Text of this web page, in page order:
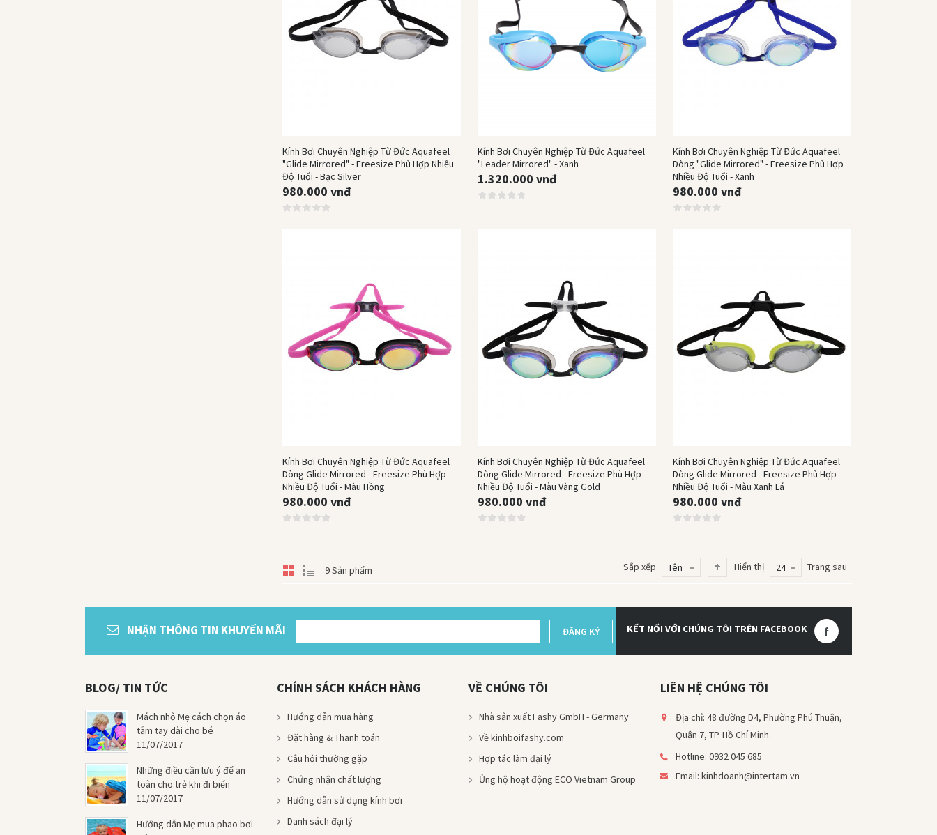
Hết hàng
Kính Bơi Chuyên Nghiệp Từ Đức Aquafeel
"Glide Mirrored" - Freesize Phù Hợp Nhiều
Độ Tuổi - Bạc Silver
980.000 vnđ
Mua Ngay
Kính Bơi Chuyên Nghiệp Từ Đức Aquafeel
"Leader Mirrored" - Xanh
1.320.000 vnđ
Hết hàng
Kính Bơi Chuyên Nghiệp Từ Đức Aquafeel
Dòng "Glide Mirrored" - Freesize Phù Hợp
Nhiều Độ Tuổi - Xanh
980.000 vnđ
Mua Ngay
Kính Bơi Chuyên Nghiệp Từ Đức Aquafeel
Dòng Glide Mirrored - Freesize Phù Hợp
Nhiều Độ Tuổi - Màu Hồng
980.000 vnđ
Mua Ngay
Kính Bơi Chuyên Nghiệp Từ Đức Aquafeel
Dòng Glide Mirrored - Freesize Phù Hợp
Nhiều Độ Tuổi - Màu Vàng Gold
980.000 vnđ
Mua Ngay
Kính Bơi Chuyên Nghiệp Từ Đức Aquafeel
Dòng Glide Mirrored - Freesize Phù Hợp
Nhiều Độ Tuổi - Màu Xanh Lá
980.000 vnđ
9 Sản phẩm Hiển thị 24 Trang sau
Sắp xếp Tên
NHẬN THÔNG TIN KHUYẾN MÃI ĐĂNG KÝ KẾT NỐI VỚI CHÚNG TÔI TRÊN FACEBOOK
BLOG/ TIN TỨC
Mách nhỏ Mẹ cách chọn áo
tắm tay dài cho bé
11/07/2017
Những điều cần lưu ý để an
toàn cho trẻ khi đi biển
11/07/2017
Hướng dẫn Mẹ mua phao bơi
CHÍNH SÁCH KHÁCH HÀNG
Hướng dẫn mua hàng
Đặt hàng & Thanh toán
Câu hỏi thường gặp
Chứng nhận chất lượng
Hướng dẫn sử dụng kính bơi
Danh sách đại lý
VỀ CHÚNG TÔI
Nhà sản xuất Fashy GmbH - Germany
Về kinhboifashy.com
Hợp tác làm đại lý
Ủng hộ hoạt động ECO Vietnam Group
LIÊN HỆ CHÚNG TÔI
Địa chỉ: 48 đường D4, Phường Phú Thuận,
Quận 7, TP. Hồ Chí Minh.
Hotline: 0932 045 685
Email: kinhdoanh@intertam.vn